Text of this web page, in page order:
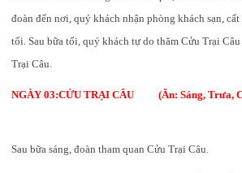
đoàn đến nơi, quý khách nhận phòng khách sạn,
tối. Sau bữa tối, quý khách tự do thăm Cửu Trại
Trại Câu.
NGÀY 03:CỬU TRẠI CÂU (Ăn: Sáng,
Sau bữa sáng, đoàn tham quan Cửu Trại Câu.